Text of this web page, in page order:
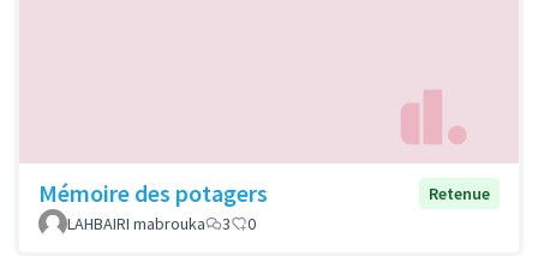
Mémoire des potagers
Retenue
LAHBAIRI mabrouka
3 0